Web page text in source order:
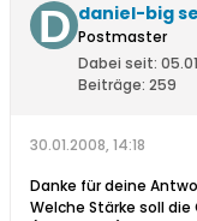
daniel-big
Postmaster
Dabei seit:
Beiträge: 259
30.01.2008, 14:18
Danke für deine
Welche Stärke soll